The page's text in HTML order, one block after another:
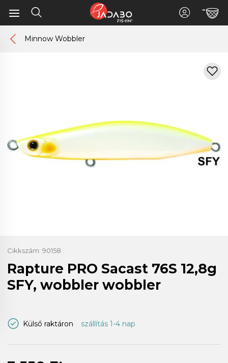
Minnow Wobbler
Cikkszám: 90158
Rapture PRO Sacast 76S 12,8g
SFY, wobbler wobbler
Külső raktáron szállítás 1-4 nap